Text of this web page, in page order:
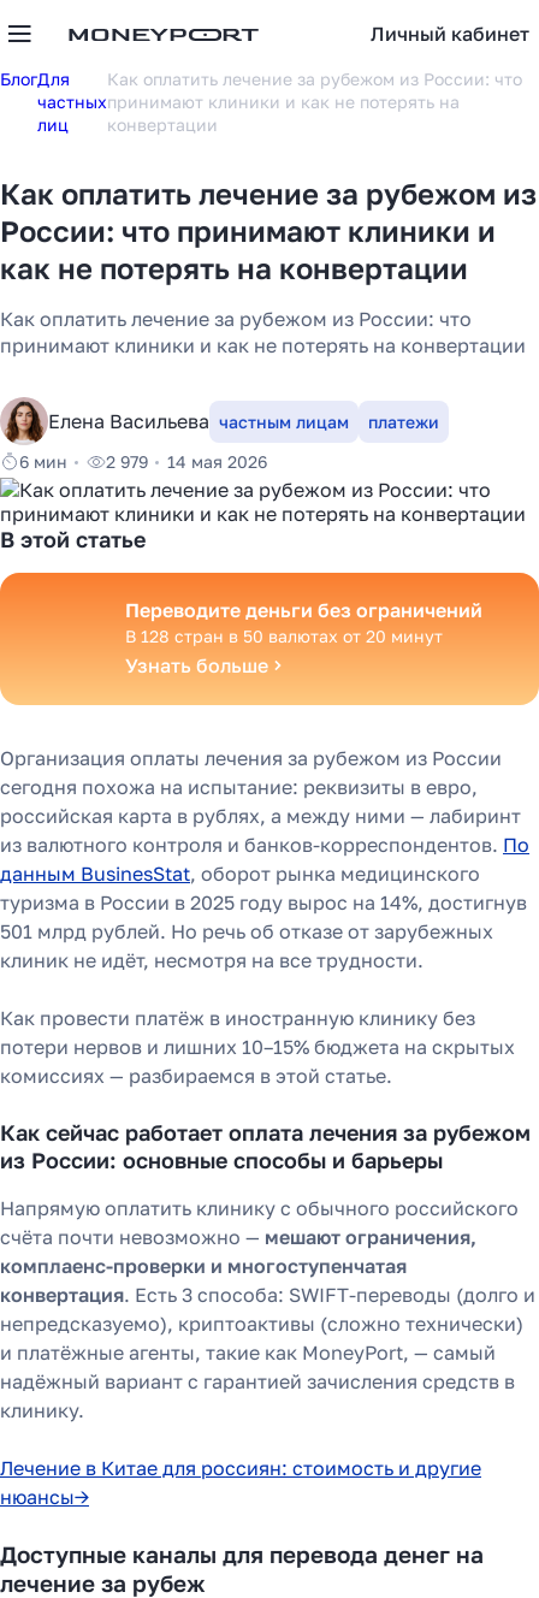
Личный кабинет
БлогДля
частных
лиц
Как оплатить лечение за рубежом из России: что
принимают клиники и как не потерять на
конвертации
Как оплатить лечение за рубежом из
России: что принимают клиники и
как не потерять на конвертации
Как оплатить лечение за рубежом из России: что
принимают клиники и как не потерять на конвертации
Елена Васильева частным лицам
платежи
6 мин
2 979 14 мая 2026
В этой статье
Переводите деньги без ограничений
В 128 стран в 50 валютах от 20 минут
Узнать больше
Организация оплаты лечения за рубежом из России
сегодня похожа на испытание: реквизиты в евро,
российская карта в рублях, а между ними — лабиринт
из валютного контроля и банков-корреспондентов. По
данным BusinesStat, оборот рынка медицинского
туризма в России в 2025 году вырос на 14%, достигнув
501 млрд рублей. Но речь об отказе от зарубежных
клиник не идёт, несмотря на все трудности.
Как провести платёж в иностранную клинику без
потери нервов и лишних 10–15% бюджета на скрытых
комиссиях — разбираемся в этой статье.
Как сейчас работает оплата лечения за рубежом
из России: основные способы и барьеры
Напрямую оплатить клинику с обычного российского
счёта почти невозможно — мешают ограничения,
комплаенс-проверки и многоступенчатая
конвертация. Есть 3 способа: SWIFT-переводы (долго и
непредсказуемо), криптоактивы (сложно технически)
и платёжные агенты, такие как MoneyPort, — самый
надёжный вариант с гарантией зачисления средств в
клинику.
Лечение в Китае для россиян: стоимость и другие
нюансы→
Доступные каналы для перевода денег на
лечение за рубеж